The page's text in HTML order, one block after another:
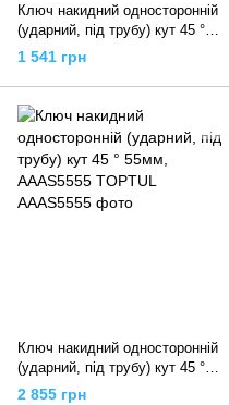
Ключ накидний односторонній
(ударний, під трубу) кут 45 °
41мм, AAAS4141 TOPTUL
1 541 грн
Ключ накидний односторонній
(ударний, під трубу) кут 45 °
55мм, AAAS5555 TOPTUL
2 855 грн